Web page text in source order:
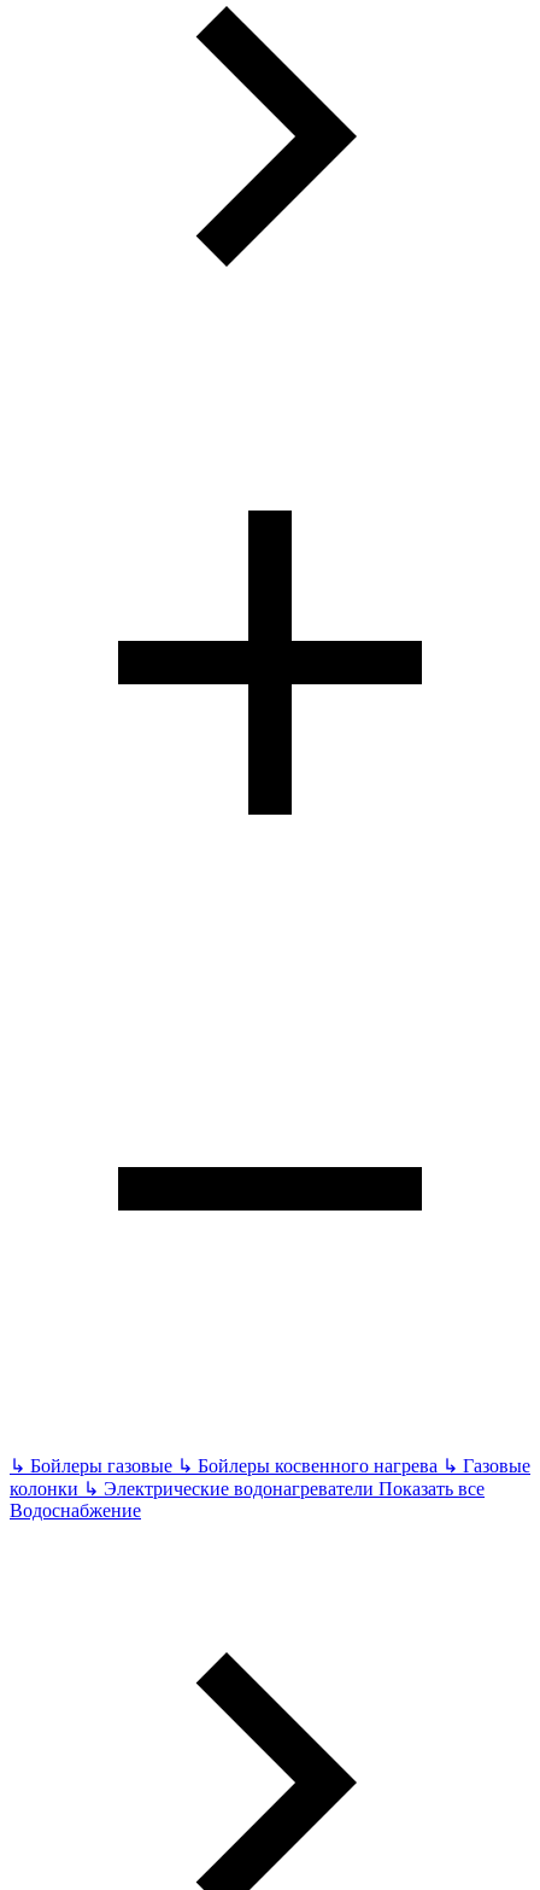
↳ Бойлеры газовые ↳ Бойлеры косвенного нагрева ↳ Газовые
колонки ↳ Электрические водонагреватели Показать все
Водоснабжение